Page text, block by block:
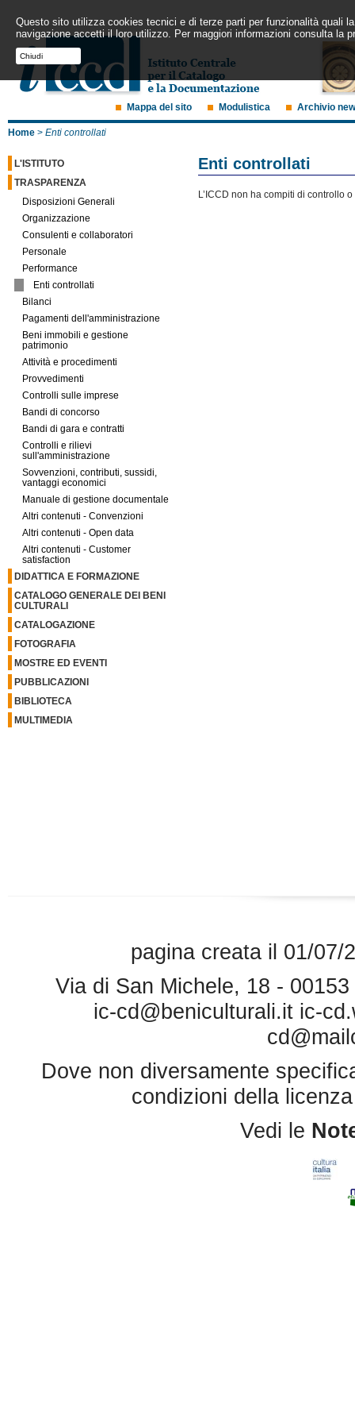
Questo sito utilizza cookies tecnici e di terze parti per funzionalità quali
navigazione accetti il loro utilizzo. Per maggiori informazioni consulta la
Chiudi
Mappa del sito Modulistica Archivio
Home > Enti controllati
L'ISTITUTO
TRASPARENZA
Disposizioni Generali
Organizzazione
Consulenti e collaboratori
Personale
Performance
Enti controllati
Bilanci
Pagamenti dell'amministrazione
Beni immobili e gestione
patrimonio
Attività e procedimenti
Provvedimenti
Controlli sulle imprese
Bandi di concorso
Bandi di gara e contratti
Controlli e rilievi
sull'amministrazione
Sovvenzioni, contributi, sussidi,
vantaggi economici
Manuale di gestione documentale
Altri contenuti - Convenzioni
Altri contenuti - Open data
Altri contenuti - Customer
satisfaction
DIDATTICA E FORMAZIONE
CATALOGO GENERALE DEI BENI
CULTURALI
CATALOGAZIONE
FOTOGRAFIA
MOSTRE ED EVENTI
PUBBLICAZIONI
BIBLIOTECA
MULTIMEDIA
Enti controllati
L’ICCD non ha compiti di controllo
pagina creata il 01/07/
Via di San Michele, 18 -
ic-cd@beniculturali.it ic-
Dove non diversamente
condizioni della
Vedi le